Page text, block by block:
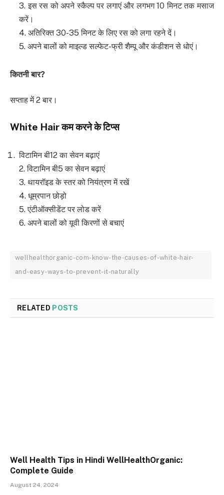
3. इस रस को अपने स्कैल्प पर लगाएं और लगभग 10 मिनट तक मसाज
करें।
4. अतिरिक्त 30-35 मिनट के लिए रस को लगा रहने दें।
5. अपने बालों को माइल्ड सल्फेट-फ्री शैम्पू और कंडीशन से धोएं।
कितनी बार?
सप्ताह में 2 बार।
White Hairकम करने के टिप्स
विटामिन बी12 का सेवन बढ़ाएं
2. विटामिन बी5 का सेवन बढ़ाएं
3. थायरॉइड के स्तर को नियंत्रण में रखें
4. धूम्रपान छोड़ो
5. एंटीऑक्सीडेंट पर लोड करें
6. अपने बालों को यूवी किरणों से बचाएं
wellhealthorganic-com-know-the-causes-of-white-hair-
and-easy-ways-to-prevent-it-naturally
RELATED POSTS
Well Health Tips in Hindi WellHealthOrganic:
Complete Guide
August 24, 2024